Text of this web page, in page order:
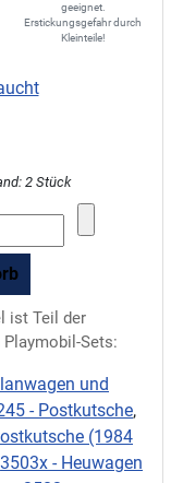
geeignet.
Erstickungsgefahr durch
Kleinteile!
2 Stück
ist Teil der
Sets:
und
- Postkutsche,
(1984
3503x - Heuwagen